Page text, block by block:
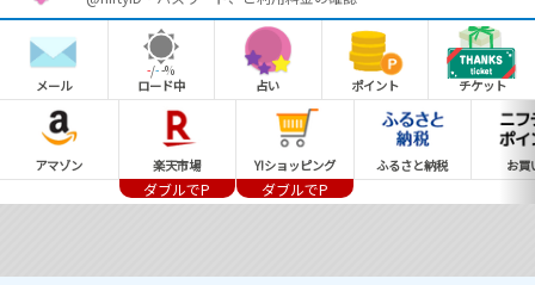
メール
-/--%
ロード中 占い ポイント チケット
アマゾン 楽天市場
ダブルでP
Y!ショッピング
ダブルでP
ふるさと納税 お買